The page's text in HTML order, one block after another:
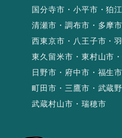
国分寺市・小平市・狛
清瀬市・調布市・多摩市
西東京市・八王子市・
東久留米市・東村山市
日野市・府中市・福生市
町田市・三鷹市・武蔵
武蔵村山市・瑞穂市